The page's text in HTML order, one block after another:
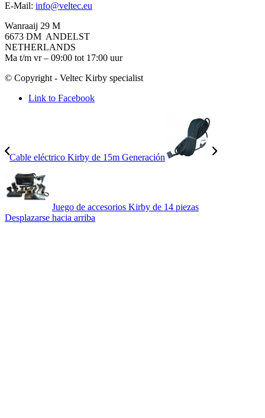
E-Mail: info@veltec.eu
Wanraaij 29 M
6673 DM ANDELST
NETHERLANDS
Ma t/m vr – 09:00 tot 17:00 uur
© Copyright - Veltec Kirby specialist
Link to Facebook
Cable eléctrico Kirby de 15m Generación
Juego de accesorios Kirby de 14 piezas
Desplazarse hacia arriba